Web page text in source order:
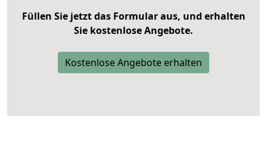
Füllen Sie jetzt das Formular aus, und erhalten
Sie kostenlose Angebote.
Kostenlose Angebote erhalten